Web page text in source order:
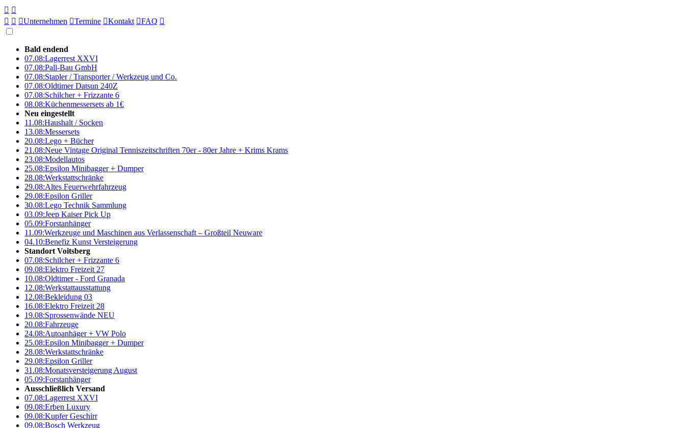
 
  Unternehmen Termine Kontakt FAQ 
Bald endend
07.08:Lagerrest XXVI
07.08:Pall-Bau GmbH
07.08:Stapler / Transporter / Werkzeug und Co.
07.08:Oldtimer Datsun 240Z
07.08:Schilcher + Frizzante 6
08.08:Küchenmessersets ab 1€
Neu eingestellt
11.08:Haushalt / Socken
13.08:Messersets
20.08:Lego + Bücher
21.08:Neue Vintage Original Tenniszeitschriften 70er - 80er Jahre + Krims Krams
23.08:Modellautos
25.08:Epsilon Minibagger + Dumper
28.08:Werkstattschränke
29.08:Altes Feuerwehrfahrzeug
29.08:Epsilon Griller
30.08:Lego Technik Sammlung
03.09:Jeep Kaiser Pick Up
05.09:Forstanhänger
11.09:Werkzeuge und Maschinen aus Verlassenschaft – Großteil Neuware
04.10:Benefiz Kunst Versteigerung
Standort Voitsberg
07.08:Schilcher + Frizzante 6
09.08:Elektro Freizeit 27
10.08:Oldtimer - Ford Granada
12.08:Werkstattausstattung
12.08:Bekleidung 03
16.08:Elektro Freizeit 28
19.08:Sprossenwände NEU
20.08:Fahrzeuge
24.08:Autoanhäger + VW Polo
25.08:Epsilon Minibagger + Dumper
28.08:Werkstattschränke
29.08:Epsilon Griller
31.08:Monatsversteigerung August
05.09:Forstanhänger
Ausschließlich Versand
07.08:Lagerrest XXVI
09.08:Erben Luxury
09.08:Kupfer Geschirr
09.08:Bosch Werkzeug